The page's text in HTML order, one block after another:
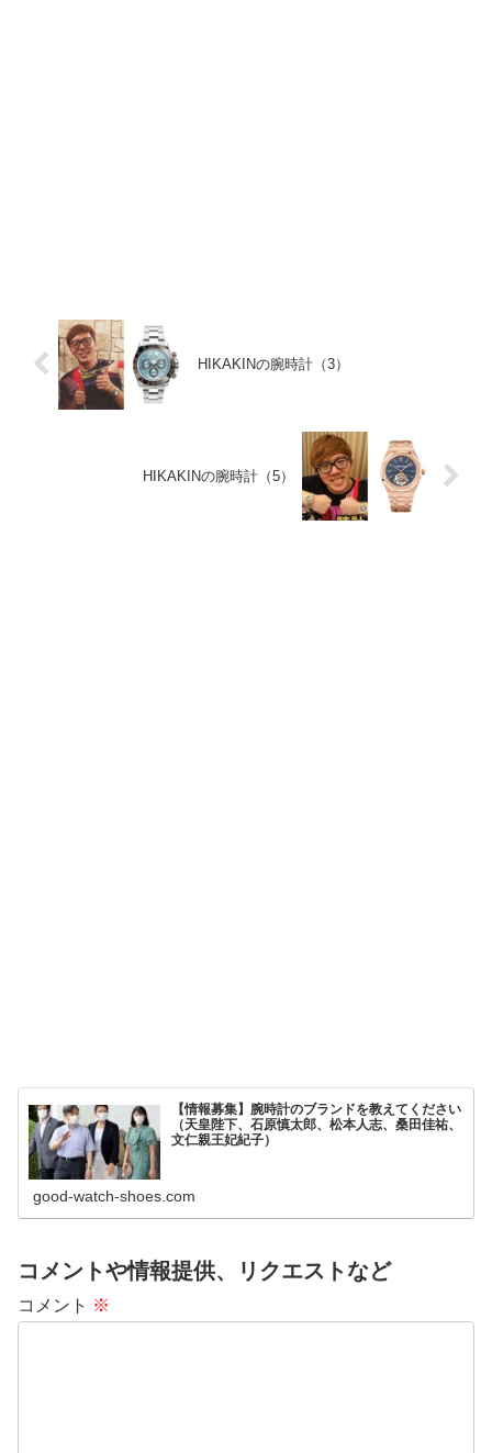
HIKAKINの腕時計（3）
HIKAKINの腕時計（5）
【情報募集】腕時計のブランドを教えてください
（天皇陛下、石原慎太郎、松本人志、桑田佳祐、
文仁親王妃紀子）
good-watch-shoes.com
コメントや情報提供、リクエストなど
コメント ※